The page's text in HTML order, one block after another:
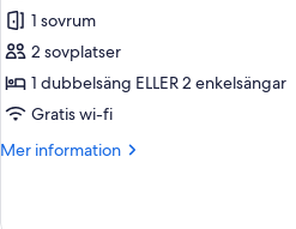
för
Standard
dubbelrum
eller
1 sovrum
2 sovplatser
1 dubbelsäng ELLER 2 enkelsängar
Gratis wi-fi
Mer information
Mer